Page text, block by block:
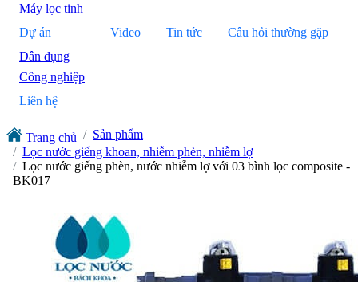
Máy lọc tinh
Dự án
Dân dụng
Công nghiệp
Video Tin tức Câu hỏi thường gặp
Liên hệ
Trang chủ
Sản phẩm
Lọc nước giếng khoan, nhiễm phèn, nhiễm lợ
Lọc nước giếng phèn, nước nhiễm lợ với 03 bình lọc composite -
BK017